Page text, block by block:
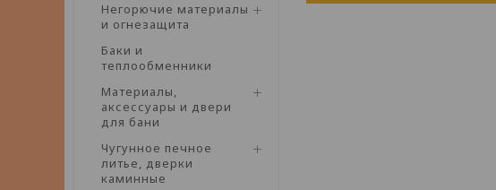
Негорючие материалы
и огнезащита
Баки и
теплообменники
Материалы,
аксессуары и двери
для бани
Чугунное печное
литье, дверки
каминные